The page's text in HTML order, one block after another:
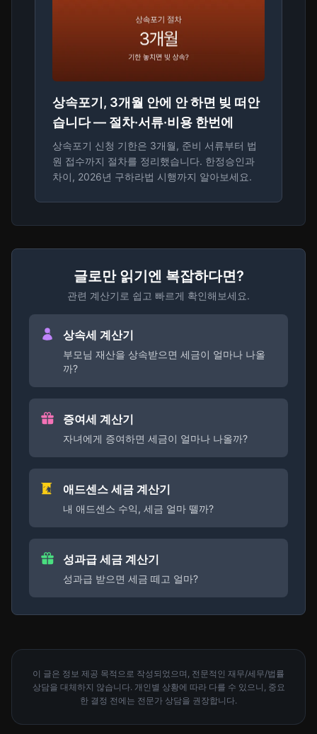
상속포기, 3개월 안에 안 하면 빚 떠안
습니다 — 절차·서류·비용 한번에
상속포기 신청 기한은 3개월, 준비 서류부터 법
원 접수까지 절차를 정리했습니다. 한정승인과
차이, 2026년 구하라법 시행까지 알아보세요.
글로만 읽기엔 복잡하다면?
관련 계산기로 쉽고 빠르게 확인해보세요.
상속세 계산기
부모님 재산을 상속받으면 세금이 얼마나 나올
까?
증여세 계산기
자녀에게 증여하면 세금이 얼마나 나올까?
애드센스 세금 계산기
내 애드센스 수익, 세금 얼마 뗄까?
성과급 세금 계산기
성과급 받으면 세금 떼고 얼마?
이 글은 정보 제공 목적으로 작성되었으며, 전문적인 재무/세무/법률
상담을 대체하지 않습니다. 개인별 상황에 따라 다를 수 있으니, 중요
한 결정 전에는 전문가 상담을 권장합니다.